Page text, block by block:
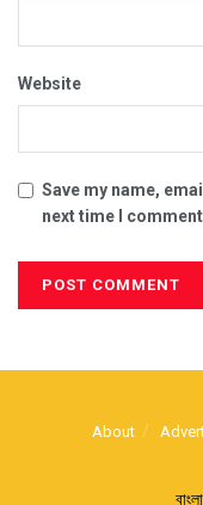
Website
Save my name,
next time I
About